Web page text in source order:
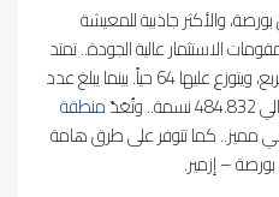
والأكثر جاذبية للمعيشة
الاستثمار عالية الجودة.. تمتد
نيلوفر على مساحة 441،299 كم مربع، ويتوزع عليها 64 حياً. بينما يبلغ عدد
منطقة
مميز.. كما تتوفر على طرق هامة
– إزمير.